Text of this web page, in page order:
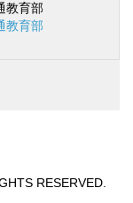
教育部
教育部
RESERVED.